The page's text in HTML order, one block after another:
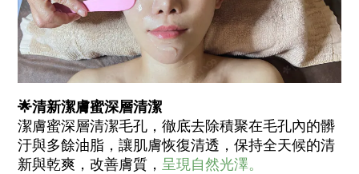
🌟清新潔膚蜜深層清潔
潔膚蜜深層清潔毛孔，徹底去除積聚在毛孔內的髒
汙與多餘油脂，讓肌膚恢復清透，保持全天候的清
新與乾爽，改善膚質， 呈現自然光澤。